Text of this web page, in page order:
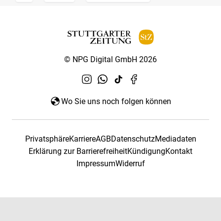
© NPG Digital GmbH 2026
Wo Sie uns noch folgen können
PrivatsphäreKarriereAGBDatenschutzMediadaten
Erklärung zur BarrierefreiheitKündigungKontakt
ImpressumWiderruf